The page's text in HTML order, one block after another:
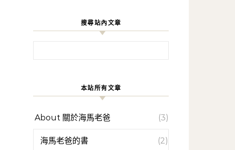
搜尋站內文章
本站所有文章
About 關於海馬老爸 (3)
海馬老爸的書 (2)